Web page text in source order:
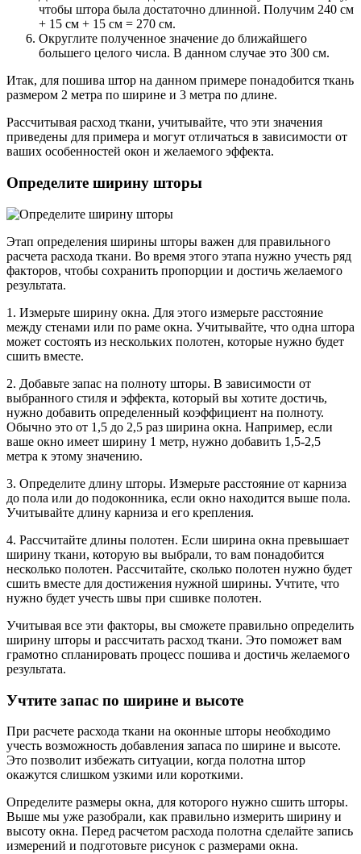
чтобы штора была достаточно длинной. Получим 240 см
+ 15 см + 15 см = 270 см.
Округлите полученное значение до ближайшего
большего целого числа. В данном случае это 300 см.
Итак, для пошива штор на данном примере понадобится ткань
размером 2 метра по ширине и 3 метра по длине.
Рассчитывая расход ткани, учитывайте, что эти значения
приведены для примера и могут отличаться в зависимости от
ваших особенностей окон и желаемого эффекта.
Определите ширину шторы
Этап определения ширины шторы важен для правильного
расчета расхода ткани. Во время этого этапа нужно учесть ряд
факторов, чтобы сохранить пропорции и достичь желаемого
результата.
1. Измерьте ширину окна. Для этого измерьте расстояние
между стенами или по раме окна. Учитывайте, что одна штора
может состоять из нескольких полотен, которые нужно будет
сшить вместе.
2. Добавьте запас на полноту шторы. В зависимости от
выбранного стиля и эффекта, который вы хотите достичь,
нужно добавить определенный коэффициент на полноту.
Обычно это от 1,5 до 2,5 раз ширина окна. Например, если
ваше окно имеет ширину 1 метр, нужно добавить 1,5-2,5
метра к этому значению.
3. Определите длину шторы. Измерьте расстояние от карниза
до пола или до подоконника, если окно находится выше пола.
Учитывайте длину карниза и его крепления.
4. Рассчитайте длины полотен. Если ширина окна превышает
ширину ткани, которую вы выбрали, то вам понадобится
несколько полотен. Рассчитайте, сколько полотен нужно будет
сшить вместе для достижения нужной ширины. Учтите, что
нужно будет учесть швы при сшивке полотен.
Учитывая все эти факторы, вы сможете правильно определить
ширину шторы и рассчитать расход ткани. Это поможет вам
грамотно спланировать процесс пошива и достичь желаемого
результата.
Учтите запас по ширине и высоте
При расчете расхода ткани на оконные шторы необходимо
учесть возможность добавления запаса по ширине и высоте.
Это позволит избежать ситуации, когда полотна штор
окажутся слишком узкими или короткими.
Определите размеры окна, для которого нужно сшить шторы.
Выше мы уже разобрали, как правильно измерить ширину и
высоту окна. Перед расчетом расхода полотна сделайте запись
измерений и подготовьте рисунок с размерами окна.